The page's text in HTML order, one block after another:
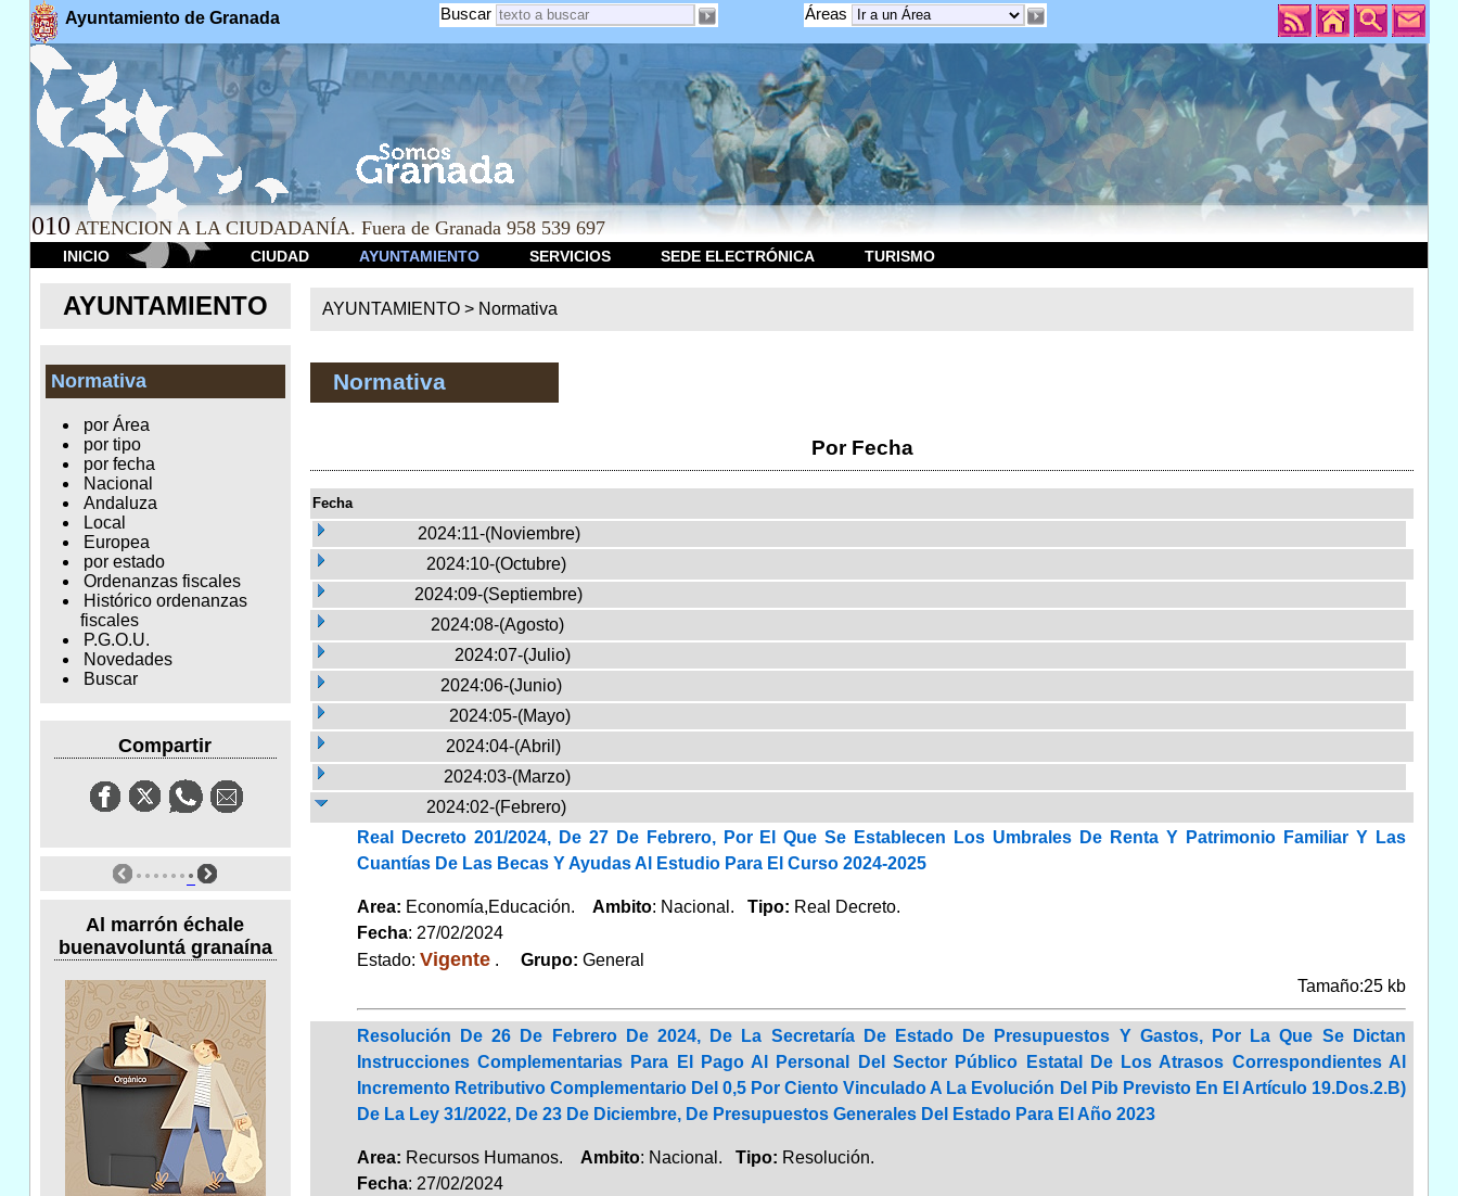
Ayuntamiento de Granada Áreas
Buscar
010 ATENCION A LA CIUDADANÍA. Fuera de Granada 958 539 697
INICIO CIUDAD AYUNTAMIENTO SERVICIOS SEDE ELECTRÓNICA TURISMO
AYUNTAMIENTO
Normativa
por Área
por tipo
por fecha
Nacional
Andaluza
Local
Europea
por estado
Ordenanzas fiscales
Histórico ordenanzas
fiscales
P.G.O.U.
Novedades
Buscar
Compartir
Al marrón échale
buenavoluntá granaína
AYUNTAMIENTO > Normativa
Normativa
Por Fecha
Fecha
2024:11-(Noviembre)
2024:10-(Octubre)
2024:09-(Septiembre)
2024:08-(Agosto)
2024:07-(Julio)
2024:06-(Junio)
2024:05-(Mayo)
2024:04-(Abril)
2024:03-(Marzo)
2024:02-(Febrero)
Real Decreto 201/2024, De 27 De Febrero, Por El Que Se Establecen Los Umbrales De Renta Y Patrimonio Familiar Y Las
Cuantías De Las Becas Y Ayudas Al Estudio Para El Curso 2024-2025
Area: Economía,Educación. Ambito: Nacional. Tipo: Real Decreto.
Fecha: 27/02/2024
Estado: Vigente. Grupo: General
Tamaño:25 kb
Resolución De 26 De Febrero De 2024, De La Secretaría De Estado De Presupuestos Y Gastos, Por La Que Se Dictan
Instrucciones Complementarias Para El Pago Al Personal Del Sector Público Estatal De Los Atrasos Correspondientes Al
Incremento Retributivo Complementario Del 0,5 Por Ciento Vinculado A La Evolución Del Pib Previsto En El Artículo 19.Dos.2.B)
De La Ley 31/2022, De 23 De Diciembre, De Presupuestos Generales Del Estado Para El Año 2023
Area: Recursos Humanos. Ambito: Nacional. Tipo: Resolución.
Fecha: 27/02/2024